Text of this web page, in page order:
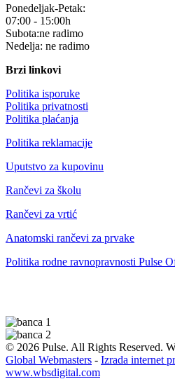
Ponedeljak-Petak:
07:00 - 15:00h
Subota:ne radimo
Nedelja: ne radimo
Brzi linkovi
Politika isporuke
Politika privatnosti
Politika plaćanja
Politika reklamacije
Uputstvo za kupovinu
Rančevi za školu
Rančevi za vrtić
Anatomski rančevi za prvake
Politika rodne ravnopravnosti Pulse
© 2026 Pulse. All Rights Reserved.
Global Webmasters - Izrada internet
www.wbsdigital.com